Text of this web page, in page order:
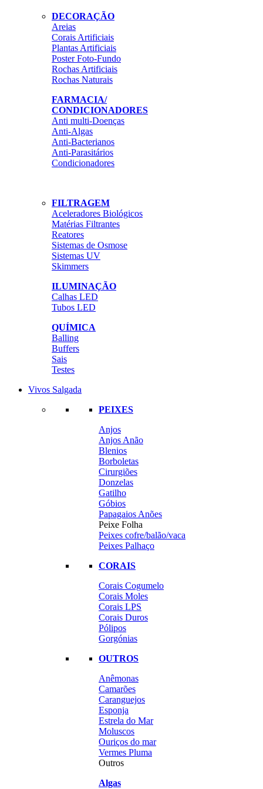
DECORAÇÃO
Areias
Corais Artificiais
Plantas Artificiais
Poster Foto-Fundo
Rochas Artificiais
Rochas Naturais
FARMACIA/
CONDICIONADORES
Anti multi-Doenças
Anti-Algas
Anti-Bacterianos
Anti-Parasitários
Condicionadores
FILTRAGEM
Aceleradores Biológicos
Matérias Filtrantes
Reatores
Sistemas de Osmose
Sistemas UV
Skimmers
ILUMINAÇÃO
Calhas LED
Tubos LED
QUÍMICA
Balling
Buffers
Sais
Testes
Vivos Salgada
PEIXES
Anjos
Anjos Anão
Blenios
Borboletas
Cirurgiões
Donzelas
Gatilho
Góbios
Papagaios Anões
Peixe Folha
Peixes cofre/balão/vaca
Peixes Palhaço
CORAIS
Corais Cogumelo
Corais Moles
Corais LPS
Corais Duros
Pólipos
Gorgónias
OUTROS
Anêmonas
Camarões
Caranguejos
Esponja
Estrela do Mar
Moluscos
Ouriços do mar
Vermes Pluma
Outros
Algas